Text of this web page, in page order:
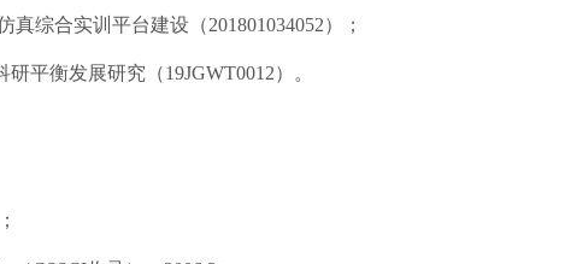
真综合实训平台建设（201801034052）；
研平衡发展研究（19JGWT0012）。